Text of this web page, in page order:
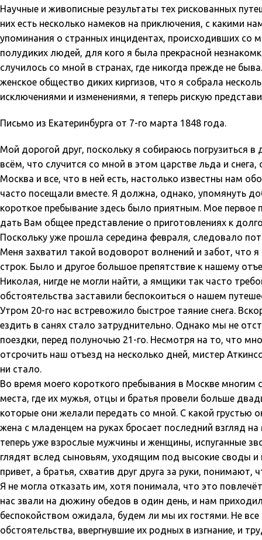
Научные и живописные результаты тех рискованных
них есть несколько намеков на приключения, с какими
упоминания о странных инцидентах, происходивших со
полудиких людей, для кого я была прекрасной
случилось со мной в странах, где никогда прежде не
женское общество диких киргизов, что я собрала
исключениями и изменениями, я теперь рискую
Письмо из Екатеринбурга от 7-го марта 1848 года.
Мой дорогой друг, поскольку я собираюсь
всём, что случится со мной в этом царстве льда и
Москва и все, что в ней есть, настолько известны нам
часто посещали вместе. Я должна, однако, упомянуть
короткое пребывание здесь было приятным. Мое
дать Вам общее представление о приготовлениях к
Поскольку уже прошла середина февраля, следовало
Меня захватил такой водоворот волнений и забот, что
строк. Было и другое большое препятствие к нашему
Николая, нигде не могли найти, а ямщики так часто
обстоятельства заставили беспокоиться о нашем
Утром 20-го нас встревожило быстрое таяние снега.
ездить в санях стало затруднительно. Однако мы не
поездки, перед полуночью 21-го. Несмотря на то, что
отсрочить наш отъезд на несколько дней, мистер
ни стало.
Во время моего короткого пребывания в Москве многим
места, где их мужья, отцы и братья провели больше
которые они желали передать со мной. С какой
жена с младенцем на руках бросает последний взгляд
теперь уже взрослые мужчины и женщины, испуганные
глядят вслед сыновьям, уходящим под высокие своды
привет, а братья, схватив друг друга за руки, понимают,
Я не могла отказать им, хотя понимала, что это
нас звали на дюжину обедов в один день, и нам
беспокойством ожидала, будем ли мы их гостями. Не
обстоятельства, ввергнувшие их родных в изгнание, и